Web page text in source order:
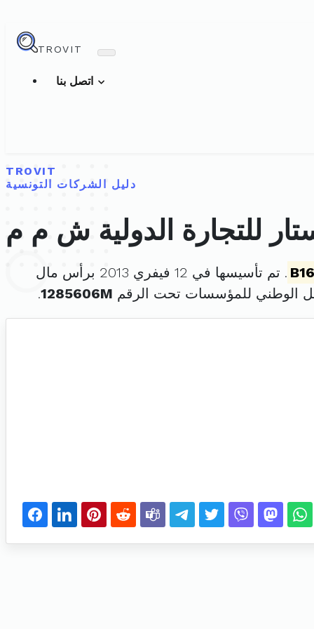
TROVIT
TROVIT
دليل الشركات التونسية
للتجارة الدولية ش م م
. تم تأسيسها في 12 فيفري 2013 برأس مال
الوطني للمؤسسات تحت الرقم 1285606M
.